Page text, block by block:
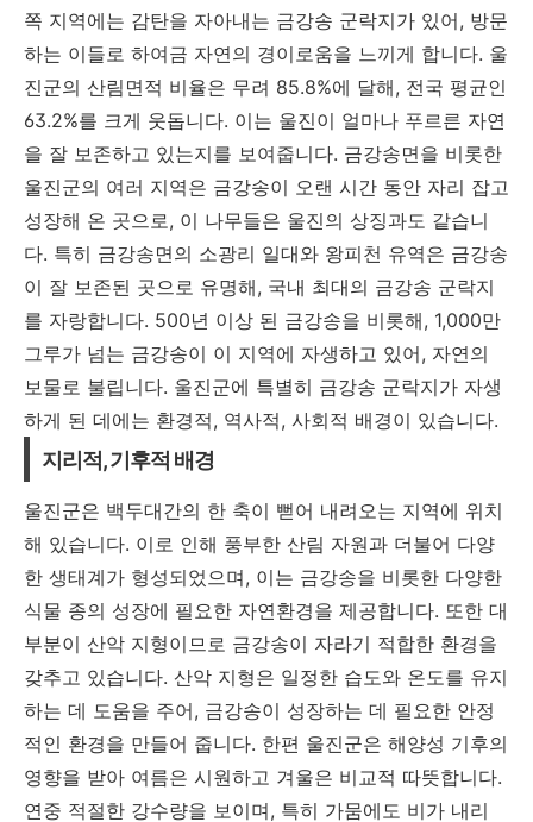
쪽 지역에는 감탄을 자아내는 금강송 군락지가 있어, 방문
하는 이들로 하여금 자연의 경이로움을 느끼게 합니다. 울
진군의 산림면적 비율은 무려 85.8%에 달해, 전국 평균인
63.2%를 크게 웃돕니다. 이는 울진이 얼마나 푸르른 자연
을 잘 보존하고 있는지를 보여줍니다. 금강송면을 비롯한
울진군의 여러 지역은 금강송이 오랜 시간 동안 자리 잡고
성장해 온 곳으로, 이 나무들은 울진의 상징과도 같습니
다. 특히 금강송면의 소광리 일대와 왕피천 유역은 금강송
이 잘 보존된 곳으로 유명해, 국내 최대의 금강송 군락지
를 자랑합니다. 500년 이상 된 금강송을 비롯해, 1,000만
그루가 넘는 금강송이 이 지역에 자생하고 있어, 자연의
보물로 불립니다. 울진군에 특별히 금강송 군락지가 자생
하게 된 데에는 환경적, 역사적, 사회적 배경이 있습니다.
지리적, 기후적 배경
울진군은 백두대간의 한 축이 뻗어 내려오는 지역에 위치
해 있습니다. 이로 인해 풍부한 산림 자원과 더불어 다양
한 생태계가 형성되었으며, 이는 금강송을 비롯한 다양한
식물 종의 성장에 필요한 자연환경을 제공합니다. 또한 대
부분이 산악 지형이므로 금강송이 자라기 적합한 환경을
갖추고 있습니다. 산악 지형은 일정한 습도와 온도를 유지
하는 데 도움을 주어, 금강송이 성장하는 데 필요한 안정
적인 환경을 만들어 줍니다. 한편 울진군은 해양성 기후의
영향을 받아 여름은 시원하고 겨울은 비교적 따뜻합니다.
연중 적절한 강수량을 보이며, 특히 가뭄에도 비가 내리